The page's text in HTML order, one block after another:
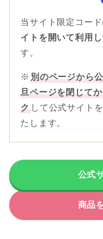
当サイト限定コード
イトを開いて利用
す。
※ 別のページから
旦ページを閉じて
クして公式サイト
たします。
公式
商品